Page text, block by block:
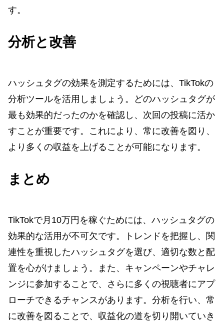
す。
分析と改善
ハッシュタグの効果を測定するためには、TikTokの
分析ツールを活用しましょう。どのハッシュタグが
最も効果的だったのかを確認し、次回の投稿に活か
すことが重要です。これにより、常に改善を図り、
より多くの収益を上げることが可能になります。
まとめ
TikTokで月10万円を稼ぐためには、ハッシュタグの
効果的な活用が不可欠です。トレンドを把握し、関
連性を重視したハッシュタグを選び、適切な数と配
置を心がけましょう。また、キャンペーンやチャレ
ンジに参加することで、さらに多くの視聴者にアプ
ローチできるチャンスがあります。分析を行い、常
に改善を図ることで、収益化の道を切り開いていき